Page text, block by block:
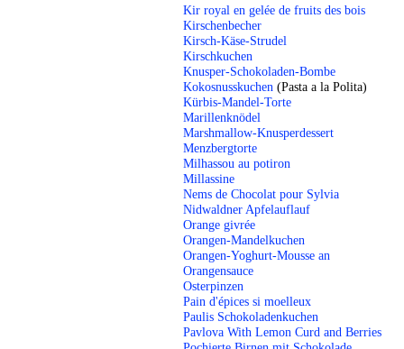
Kir royal en gelée de fruits des bois
Kirschenbecher
Kirsch-Käse-Strudel
Kirschkuchen
Knusper-Schokoladen-Bombe
Kokosnusskuchen (Pasta a la Polita)
Kürbis-Mandel-Torte
Marillenknödel
Marshmallow-Knusperdessert
Menzbergtorte
Milhassou au potiron
Millassine
Nems de Chocolat pour Sylvia
Nidwaldner Apfelauflauf
Orange givrée
Orangen-Mandelkuchen
Orangen-Yoghurt-Mousse an
Orangensauce
Osterpinzen
Pain d'épices si moelleux
Paulis Schokoladenkuchen
Pavlova With Lemon Curd and Berries